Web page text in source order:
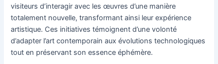
visiteurs d’interagir avec les œuvres d’une manière
totalement nouvelle, transformant ainsi leur expérience
artistique. Ces initiatives témoignent d’une volonté
d’adapter l’art contemporain aux évolutions technologiques
tout en préservant son essence éphémère.